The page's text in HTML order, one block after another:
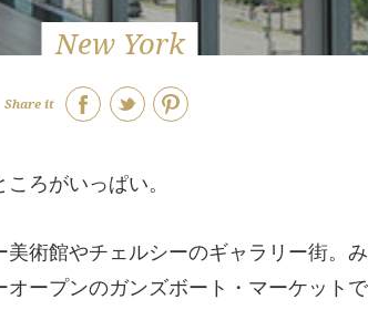
New York
Share it
ろがいっぱい。
術館やチェルシーのギャラリー街。
ープンのガンズボート・マーケット